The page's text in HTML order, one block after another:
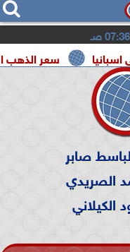
07:36 صـ
سعر الذهب اليوم السبت 8 أغسطس 2026
صابر
الصريدي
الكيلاني